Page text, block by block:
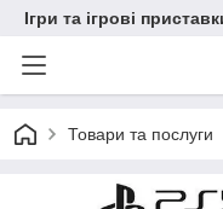
Ігри та ігрові
Товари та послуги